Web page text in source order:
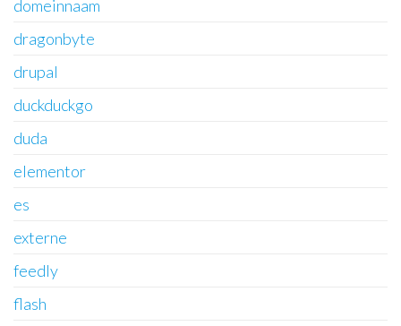
domeinnaam
dragonbyte
drupal
duckduckgo
duda
elementor
es
externe
feedly
flash